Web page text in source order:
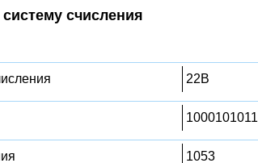
счисления
22B
1000101011
1053